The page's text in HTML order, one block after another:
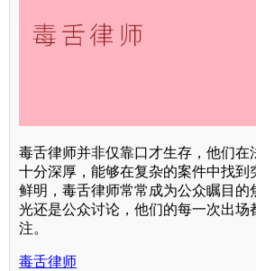
毒舌律师并非仅靠口才生存，他们在
十分深厚，能够在复杂的案件中找到
鲜明，毒舌律师常常成为公众瞩目的
光还是公众讨论，他们的每一次出场
注。
毒舌律师